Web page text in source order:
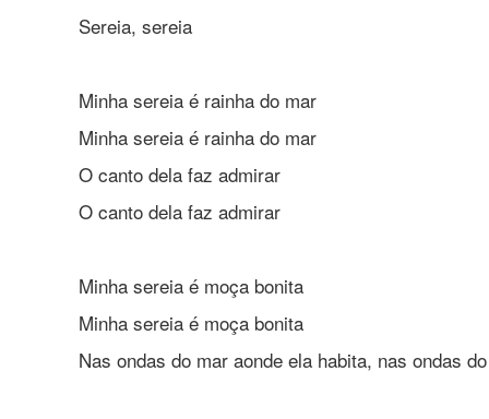
Sereia, sereia
Minha sereia é rainha do mar
Minha sereia é rainha do mar
O canto dela faz admirar
O canto dela faz admirar
Minha sereia é moça bonita
Minha sereia é moça bonita
Nas ondas do mar aonde ela habita, nas ondas